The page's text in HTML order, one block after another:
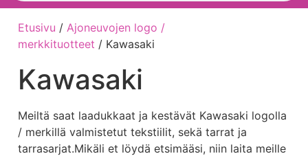
Etusivu / Ajoneuvojen logo /
merkkituotteet / Kawasaki
Kawasaki
Meiltä saat laadukkaat ja kestävät Kawasaki logolla
/ merkillä valmistetut tekstiilit, sekä tarrat ja
tarrasarjat.Mikäli et löydä etsimääsi, niin laita meille